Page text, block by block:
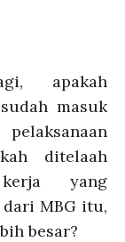
apakah
masuk
ditelaah
yang
MBG itu,
besar?